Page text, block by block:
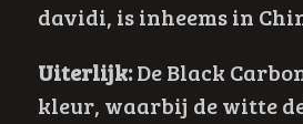
davidi, is inheems in
Uiterlijk:De Black
kleur, waarbij de witte